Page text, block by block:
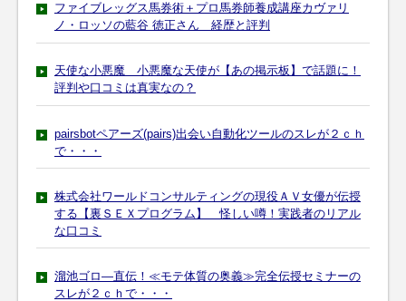
ファイブレッグス馬券術＋プロ馬券師養成講座カヴァリ
ノ・ロッソの藍谷 徳正さん 経歴と評判
天使な小悪魔 小悪魔な天使が【あの掲示板】で話題に！
評判や口コミは真実なの？
pairsbotペアーズ(pairs)出会い自動化ツールのスレが２ｃｈ
で・・・
株式会社ワールドコンサルティングの現役ＡＶ女優が伝授
する【裏ＳＥＸプログラム】 怪しい噂！実践者のリアル
な口コミ
溜池ゴロ―直伝！≪モテ体質の奥義≫完全伝授セミナーの
スレが２ｃｈで・・・